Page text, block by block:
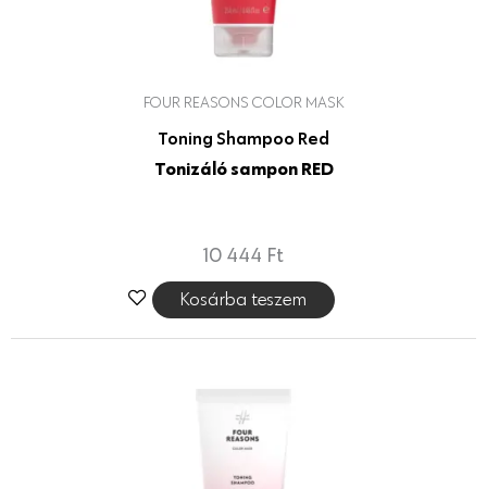
FOUR REASONS COLOR MASK
Toning Shampoo Red
Tonizáló sampon RED
10 444 Ft
Kosárba teszem